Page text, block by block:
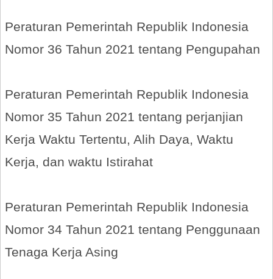
Peraturan Pemerintah Republik Indonesia
Nomor 36 Tahun 2021 tentang Pengupahan
Peraturan Pemerintah Republik Indonesia
Nomor 35 Tahun 2021 tentang perjanjian
Kerja Waktu Tertentu, Alih Daya, Waktu
Kerja, dan waktu Istirahat
Peraturan Pemerintah Republik Indonesia
Nomor 34 Tahun 2021 tentang Penggunaan
Tenaga Kerja Asing